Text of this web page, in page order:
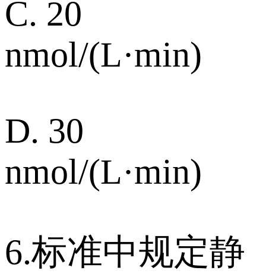
C. 20
nmol/(L·min)
D. 30
nmol/(L·min)
6.标准中规定静